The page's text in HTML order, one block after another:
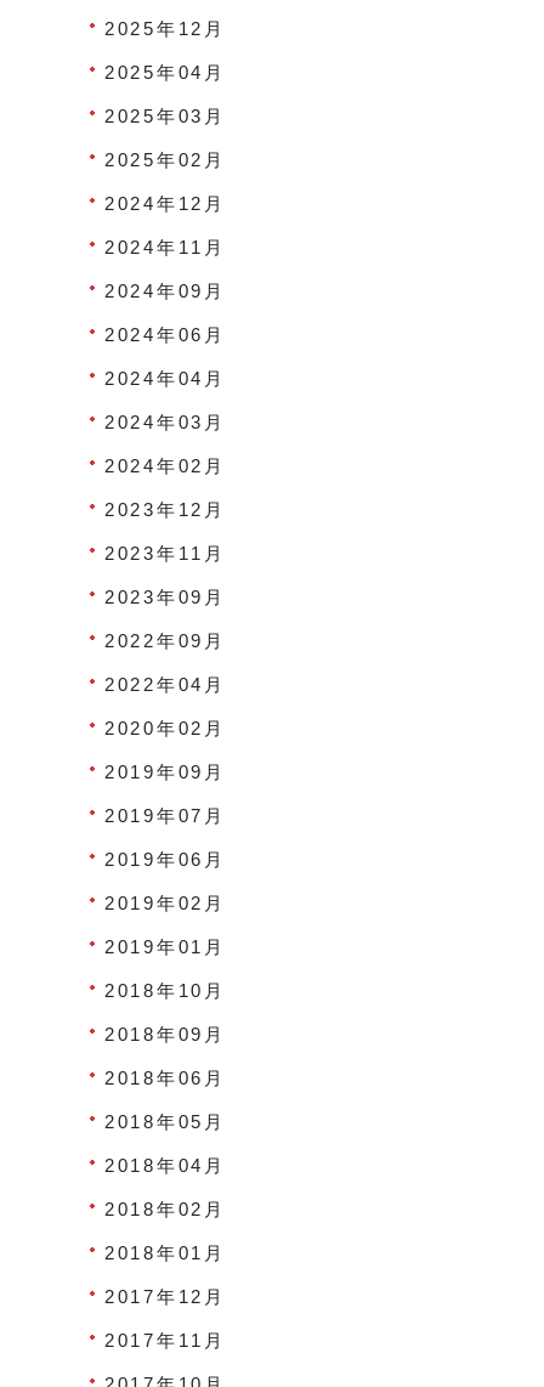
2025年12月
2025年04月
2025年03月
2025年02月
2024年12月
2024年11月
2024年09月
2024年06月
2024年04月
2024年03月
2024年02月
2023年12月
2023年11月
2023年09月
2022年09月
2022年04月
2020年02月
2019年09月
2019年07月
2019年06月
2019年02月
2019年01月
2018年10月
2018年09月
2018年06月
2018年05月
2018年04月
2018年02月
2018年01月
2017年12月
2017年11月